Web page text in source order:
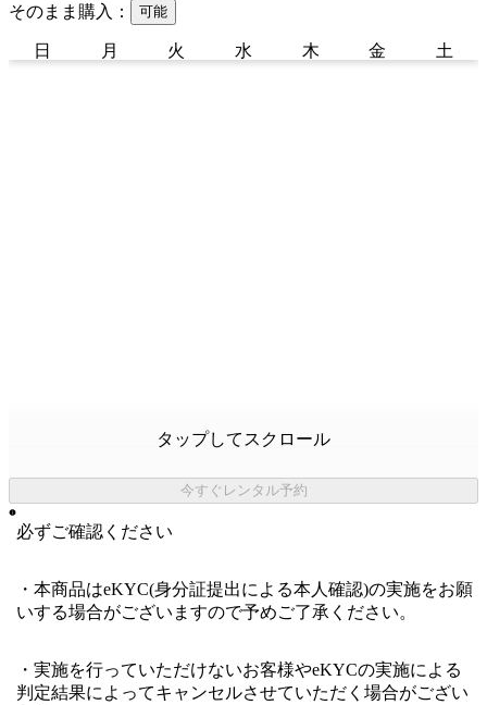
そのまま購入： 可能
日 月 火 水 木 金 土
タップしてスクロール
今すぐレンタル予約
必ずご確認ください
・本商品はeKYC(身分証提出による本人確認)の実施をお願
いする場合がございますので予めご了承ください。
・実施を行っていただけないお客様やeKYCの実施による
判定結果によってキャンセルさせていただく場合がござい